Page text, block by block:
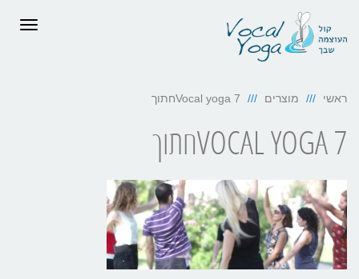
ראשי מוצרים Vocal yoga 7חתוך
VOCAL YOGA 7חתוך